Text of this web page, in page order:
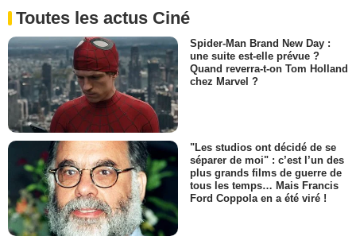
Toutes les actus Ciné
Spider-Man Brand New Day :
une suite est-elle prévue ?
Quand reverra-t-on Tom Holland
chez Marvel ?
"Les studios ont décidé de se
séparer de moi" : c’est l’un des
plus grands films de guerre de
tous les temps… Mais Francis
Ford Coppola en a été viré !